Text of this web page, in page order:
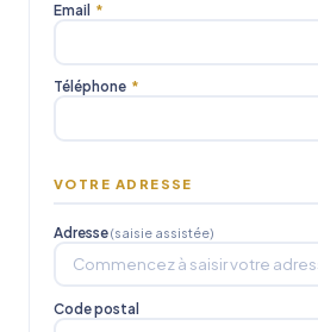
Email *
Téléphone *
VOTRE ADRESSE
Adresse(saisie assistée)
Code postal